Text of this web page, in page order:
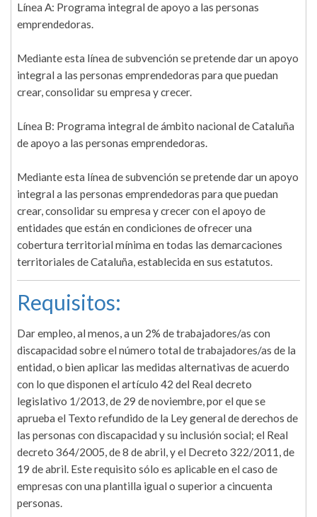
Línea A: Programa integral de apoyo a las personas
emprendedoras.
Mediante esta línea de subvención se pretende dar un apoyo
integral a las personas emprendedoras para que puedan
crear, consolidar su empresa y crecer.
Línea B: Programa integral de ámbito nacional de Cataluña
de apoyo a las personas emprendedoras.
Mediante esta línea de subvención se pretende dar un apoyo
integral a las personas emprendedoras para que puedan
crear, consolidar su empresa y crecer con el apoyo de
entidades que están en condiciones de ofrecer una
cobertura territorial mínima en todas las demarcaciones
territoriales de Cataluña, establecida en sus estatutos.
Requisitos:
Dar empleo, al menos, a un 2% de trabajadores/as con
discapacidad sobre el número total de trabajadores/as de la
entidad, o bien aplicar las medidas alternativas de acuerdo
con lo que disponen el artículo 42 del Real decreto
legislativo 1/2013, de 29 de noviembre, por el que se
aprueba el Texto refundido de la Ley general de derechos de
las personas con discapacidad y su inclusión social; el Real
decreto 364/2005, de 8 de abril, y el Decreto 322/2011, de
19 de abril. Este requisito sólo es aplicable en el caso de
empresas con una plantilla igual o superior a cincuenta
personas.